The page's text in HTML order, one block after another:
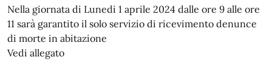
Nella giornata di Lunedi 1 aprile 2024 dalle ore 9 alle ore
11 sarà garantito il solo servizio di ricevimento denunce
di morte in abitazione
Vedi allegato